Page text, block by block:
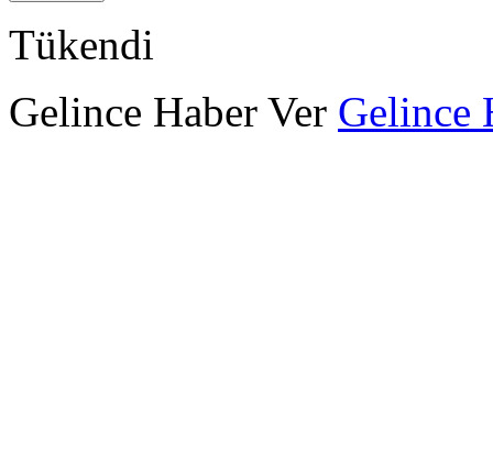
Tükendi
Gelince Haber Ver Gelince